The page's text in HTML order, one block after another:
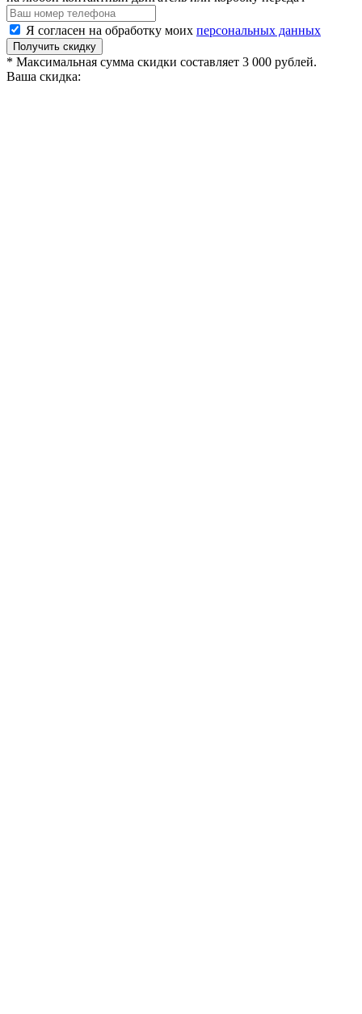
Я согласен на обработку моих персональных данных
Получить скидку
* Максимальная сумма скидки составляет 3 000 рублей.
Ваша скидка: